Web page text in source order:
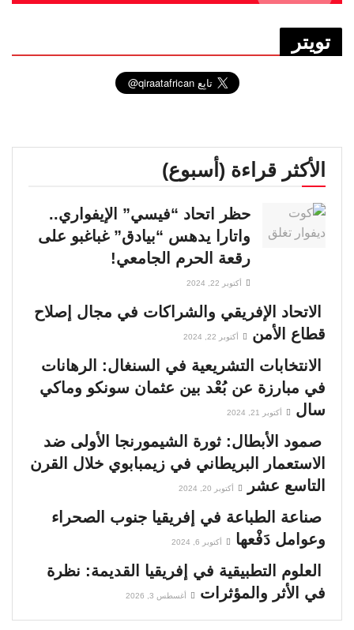
تويتر
الأكثر قراءة (أسبوع)
حظر اتحاد “فيسي” الإيفواري..
واتارا يدهس “بيادق” غباغبو على
رقعة الحرم الجامعي!
أكتوبر 22, 2024
الاتحاد الإفريقي والشراكات في مجال إصلاح
قطاع الأمن
أكتوبر 22, 2024
الانتخابات التشريعية في السنغال: الرهانات
في مبارزة عن بُعْد بين عثمان سونكو وماكي
سال
أكتوبر 21, 2024
صمود الأبطال: ثورة الشيمورنجا الأولى ضد
الاستعمار البريطاني في زيمبابوي خلال القرن
التاسع عشر
أكتوبر 20, 2024
صناعة الطباعة في إفريقيا جنوب الصحراء
وعوامل دَفْعها
أكتوبر 6, 2024
العلوم التطبيقية في إفريقيا القديمة: نظرة
في الأثر والمؤثرات
أغسطس 3, 2026